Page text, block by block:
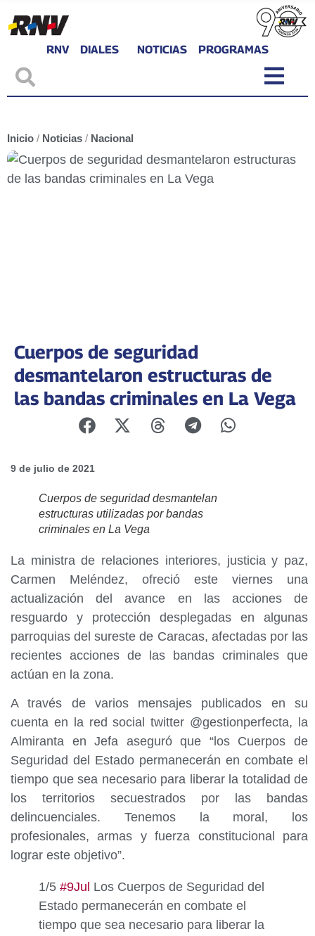
RNV DIALES NOTICIAS PROGRAMAS
Inicio / Noticias / Nacional
Cuerpos de seguridad
desmantelaron estructuras de
las bandas criminales en La Vega
9 de julio de 2021
Cuerpos de seguridad desmantelan
estructuras utilizadas por bandas
criminales en La Vega
La ministra de relaciones interiores, justicia y paz,
Carmen Meléndez, ofreció este viernes una
actualización del avance en las acciones de
resguardo y protección desplegadas en algunas
parroquias del sureste de Caracas, afectadas por las
recientes acciones de las bandas criminales que
actúan en la zona.
A través de varios mensajes publicados en su
cuenta en la red social twitter @gestionperfecta, la
Almiranta en Jefa aseguró que “los Cuerpos de
Seguridad del Estado permanecerán en combate el
tiempo que sea necesario para liberar la totalidad de
los territorios secuestrados por las bandas
delincuenciales. Tenemos la moral, los
profesionales, armas y fuerza constitucional para
lograr este objetivo”.
1/5 #9Jul Los Cuerpos de Seguridad del
Estado permanecerán en combate el
tiempo que sea necesario para liberar la